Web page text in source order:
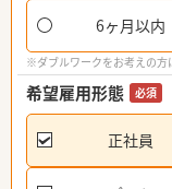
6ヶ月以内
※ダブルワークをお考えの方
希望雇用形態 必須
正社員